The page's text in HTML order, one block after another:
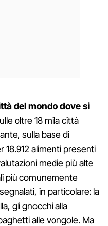
del mondo dove si
oltre 18 mila città
sulla base di
18.912 alimenti presenti
medie più alte
più comunemente
in particolare: la
gli gnocchi alla
alle vongole. Ma